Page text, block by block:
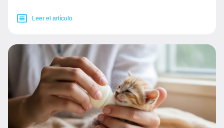
Leer el artículo